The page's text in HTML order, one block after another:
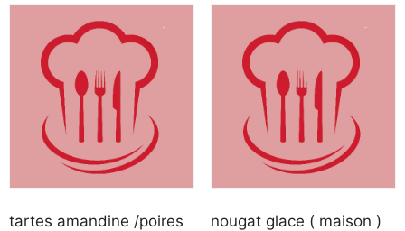
tartes amandine /poires nougat glace ( maison )